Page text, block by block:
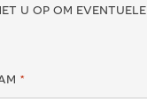
u op om eventuele
*